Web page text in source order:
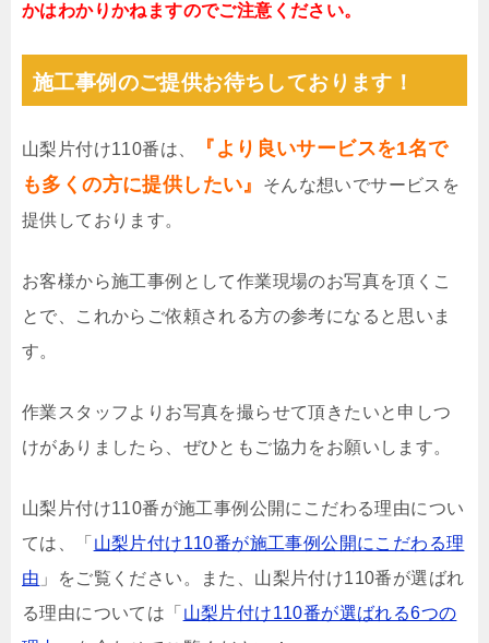
かはわかりかねますのでご注意ください。
施工事例のご提供お待ちしております！
山梨片付け110番は、
『より良いサービスを1名で
も多くの方に提供したい』
そんな想いでサービスを
提供しております。
お客様から施工事例として作業現場のお写真を頂くこ
とで、これからご依頼される方の参考になると思いま
す。
作業スタッフよりお写真を撮らせて頂きたいと申しつ
けがありましたら、ぜひともご協力をお願いします。
山梨片付け110番が施工事例公開にこだわる理由につい
ては、「 山梨片付け110番が施工事例公開にこだわる理
由 」をご覧ください。また、山梨片付け110番が選ばれ
る理由については「 山梨片付け110番が選ばれる6つの